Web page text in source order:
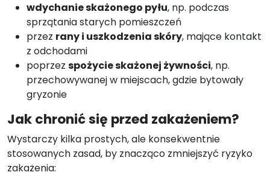
wdychanie skażonego pyłu, np. podczas
sprzątania starych pomieszczeń
przez rany i uszkodzenia skóry, mające kontakt
z odchodami
poprzez spożycie skażonej żywności, np.
przechowywanej w miejscach, gdzie bytowały
gryzonie
Jak chronić się przed zakażeniem?
Wystarczy kilka prostych, ale konsekwentnie
stosowanych zasad, by znacząco zmniejszyć ryzyko
zakażenia: